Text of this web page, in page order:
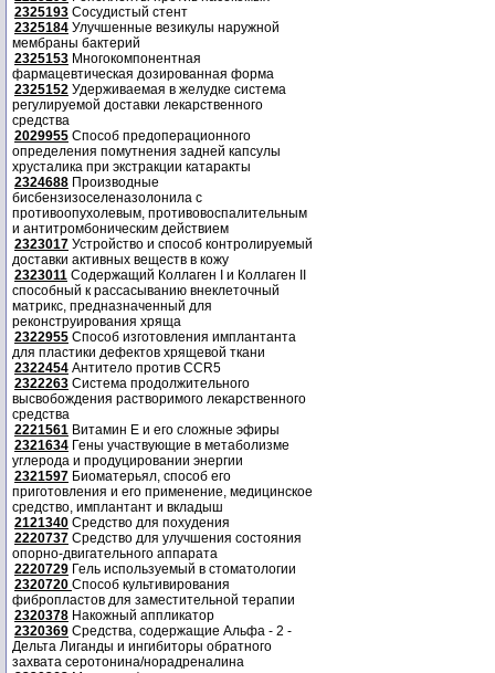
2325193 Сосудистый стент
2325184 Улучшенные везикулы наружной
мембраны бактерий
2325153 Многокомпонентная
фармацевтическая дозированная форма
2325152 Удерживаемая в желудке система
регулируемой доставки лекарственного
средства
2029955 Способ предоперационного
определения помутнения задней капсулы
хрусталика при экстракции катаракты
2324688 Производные
бисбензизоселеназолонила с
противоопухолевым, противовоспалительным
и антитромбоническим действием
2323017 Устройство и способ контролируемый
доставки активных веществ в кожу
2323011 Содержащий Коллаген I и Коллаген II
способный к рассасыванию внеклеточный
матрикс, предназначенный для
реконструирования хряща
2322955 Способ изготовления имплантанта
для пластики дефектов хрящевой ткани
2322454 Антитело против CCR5
2322263 Система продолжительного
высвобождения растворимого лекарственного
средства
2221561 Витамин Е и его сложные эфиры
2321634 Гены участвующие в метаболизме
углерода и продуцировании энергии
2321597 Биоматерьял, способ его
приготовления и его применение, медицинское
средство, имплантант и вкладыш
2121340 Средство для похудения
2220737 Средство для улучшения состояния
опорно-двигательного аппарата
2220729 Гель используемый в стоматологии
2320720 Способ культивирования
фибропластов для заместительной терапии
2320378 Накожный аппликатор
2320369 Средства, содержащие Альфа - 2 -
Дельта Лиганды и ингибиторы обратного
захвата серотонина/норадреналина